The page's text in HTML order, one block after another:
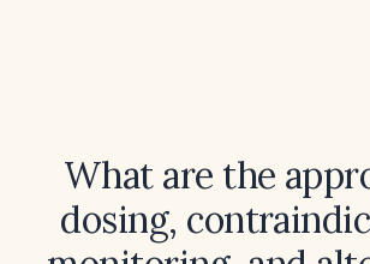
What are the
dosing,